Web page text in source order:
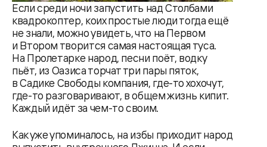
Если среди ночи запустить над Столбами
квадрокоптер, коих простые люди тогда ещё
не знали, можно увидеть, что на Первом
и Втором творится самая настоящая туса.
На Пролетарке народ, песни поёт, водку
пьёт, из Оазиса торчат три пары пяток,
в Садике Свободы компания, где-то хохочут,
где-то разговаривают, в общем жизнь кипит.
Каждый идёт за чем-то своим.
Как уже упоминалось, на избы приходит народ